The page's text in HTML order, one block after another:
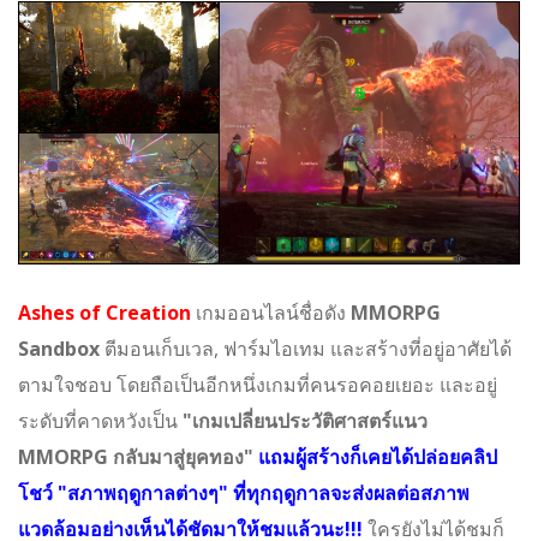
Ashes of Creation เกมออนไลน์ชื่อดัง MMORPG
Sandbox ตีมอนเก็บเวล, ฟาร์มไอเทม และสร้างที่อยู่อาศัยได้
ตามใจชอบ โดยถือเป็นอีกหนึ่งเกมที่คนรอคอยเยอะ และอยู่
ระดับที่คาดหวังเป็น "เกมเปลี่ยนประวัติศาสตร์แนว
MMORPG กลับมาสู่ยุคทอง" แถมผู้สร้างก็เคยได้ปล่อยคลิป
โชว์ "สภาพฤดูกาลต่างๆ" ที่ทุกฤดูกาลจะส่งผลต่อสภาพ
แวดล้อมอย่างเห็นได้ชัดมาให้ชมแล้วนะ!!! ใครยังไม่ได้ชมก็